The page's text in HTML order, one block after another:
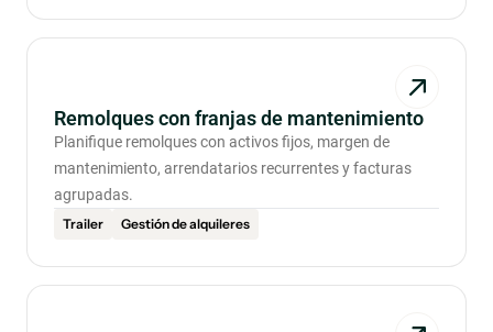
Remolques con franjas de mantenimiento
Planifique remolques con activos fijos, margen de
mantenimiento, arrendatarios recurrentes y facturas
agrupadas.
Trailer
Gestión de alquileres